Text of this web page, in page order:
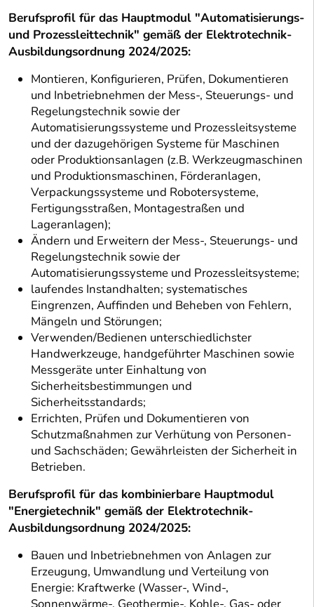
Berufsprofil für das Hauptmodul "Automatisierungs-
und Prozessleittechnik" gemäß der Elektrotechnik-
Ausbildungsordnung 2024/2025:
Montieren, Konfigurieren, Prüfen, Dokumentieren
und Inbetriebnehmen der Mess-, Steuerungs- und
Regelungstechnik sowie der
Automatisierungssysteme und Prozessleitsysteme
und der dazugehörigen Systeme für Maschinen
oder Produktionsanlagen (z.B. Werkzeugmaschinen
und Produktionsmaschinen, Förderanlagen,
Verpackungssysteme und Robotersysteme,
Fertigungsstraßen, Montagestraßen und
Lageranlagen);
Ändern und Erweitern der Mess-, Steuerungs- und
Regelungstechnik sowie der
Automatisierungssysteme und Prozessleitsysteme;
laufendes Instandhalten; systematisches
Eingrenzen, Auffinden und Beheben von Fehlern,
Mängeln und Störungen;
Verwenden/Bedienen unterschiedlichster
Handwerkzeuge, handgeführter Maschinen sowie
Messgeräte unter Einhaltung von
Sicherheitsbestimmungen und
Sicherheitsstandards;
Errichten, Prüfen und Dokumentieren von
Schutzmaßnahmen zur Verhütung von Personen-
und Sachschäden; Gewährleisten der Sicherheit in
Betrieben.
Berufsprofil für das kombinierbare Hauptmodul
"Energietechnik" gemäß der Elektrotechnik-
Ausbildungsordnung 2024/2025:
Bauen und Inbetriebnehmen von Anlagen zur
Erzeugung, Umwandlung und Verteilung von
Energie: Kraftwerke (Wasser-, Wind-,